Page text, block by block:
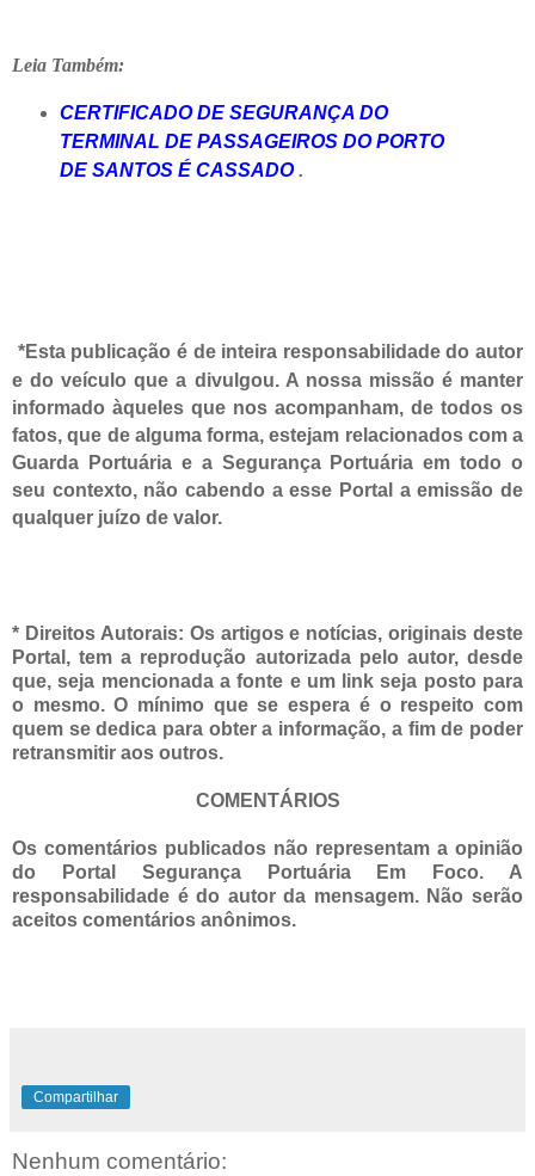
Leia Também:
CERTIFICADO DE SEGURANÇA DO
TERMINAL DE PASSAGEIROS DO PORTO
DE SANTOS É CASSADO.
*Esta publicação é de inteira responsabilidade do autor
e do veículo que a divulgou. A nossa missão é manter
informado àqueles que nos acompanham, de todos os
fatos, que de alguma forma, estejam relacionados com a
Guarda Portuária e a Segurança Portuária em todo o
seu contexto, não cabendo a esse Portal a emissão de
qualquer juízo de valor.
* Direitos Autorais: Os artigos e notícias, originais deste
Portal, tem a reprodução autorizada pelo autor, desde
que, seja mencionada a fonte e um link seja posto para
o mesmo. O mínimo que se espera é o respeito com
quem se dedica para obter a informação, a fim de poder
retransmitir aos outros.
COMENTÁRIOS
Os comentários publicados não representam a opinião
do Portal Segurança Portuária Em Foco. A
responsabilidade é do autor da mensagem. Não serão
aceitos comentários anônimos.
Compartilhar
Nenhum comentário: